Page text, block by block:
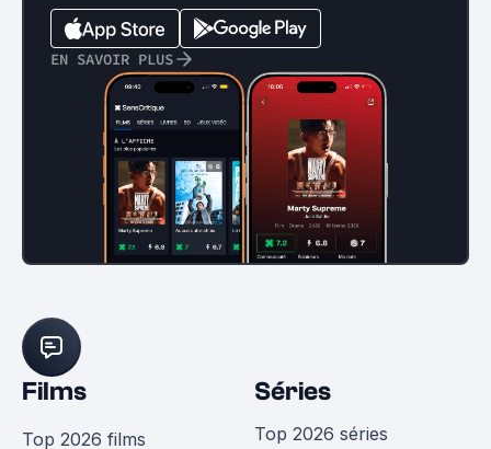
EN SAVOIR PLUS
Films
Top 2026 films
Séries
Top 2026 séries